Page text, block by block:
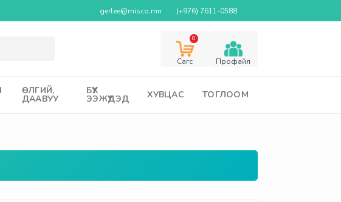
gerlee@misco.mn (+976) 7611-0588
0
Cагс Профайл
ӨЛГИЙ,
ДААВУУ
БҮХ
ЭЭЖҮҮДЭД ХУВЦАС ТОГЛООМ